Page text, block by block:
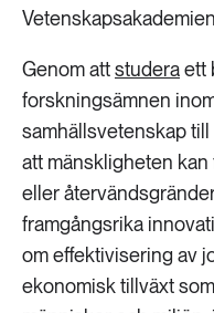
Genom attstuderaett
forskningsämnen
samhällsvetenskap
att mänskligheten
eller
framgångsrika
om effektivisering av
ekonomisk tillväxt